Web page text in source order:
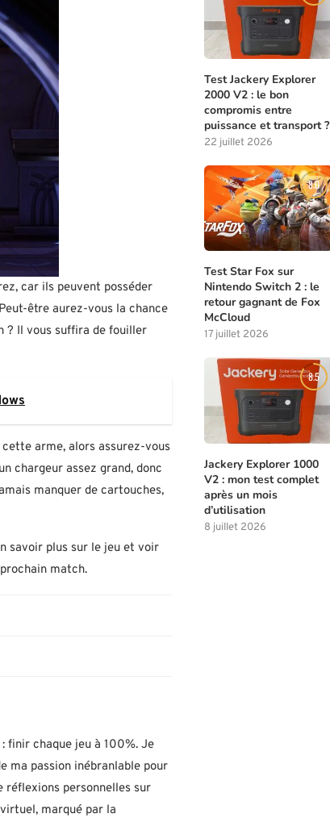
car ils peuvent posséder
être aurez-vous la chance
? Il vous suffira de fouiller
arme, alors assurez-vous
chargeur assez grand, donc
manquer de cartouches,
savoir plus sur le jeu et voir
match.
finir chaque jeu à 100%. Je
ma passion inébranlable pour
réflexions personnelles sur
marqué par la
Test Jackery Explorer
2000 V2 : le bon
compromis entre
puissance et transport ?
22 juillet 2026
8.0
Test Star Fox sur
Nintendo Switch 2 : le
retour gagnant de Fox
McCloud
17 juillet 2026
8.5
Jackery Explorer 1000
V2 : mon test complet
après un mois
d’utilisation
8 juillet 2026